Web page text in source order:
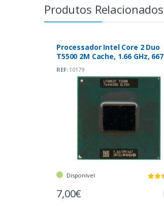
Produtos Relacionados
Processador Intel Core 2 Duo
T5500 2M Cache, 1.66 GHz, 667
MHz
REF:10179
Disponível
7,00€